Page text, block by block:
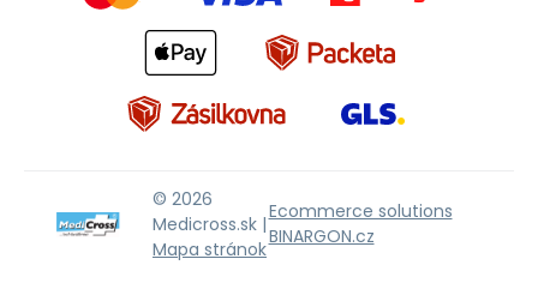
© 2026
Medicross.sk |
Mapa stránok
Ecommerce solutions
BINARGON.cz